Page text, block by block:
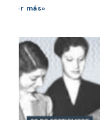
Leer más»